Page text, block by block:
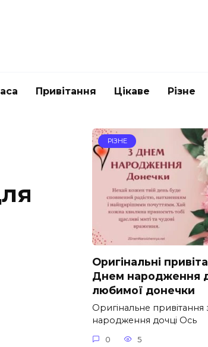
Привітання Цікаве Різне
РІЗНЕ
Оригінальні
Днем народження
любимої донечки
Оригінальне привітання
народження дочці Ось
0 5